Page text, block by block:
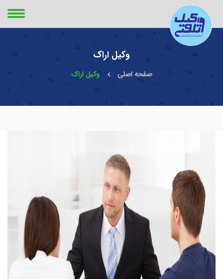
وکیل اراک
صفحه اصلی وکیل اراک